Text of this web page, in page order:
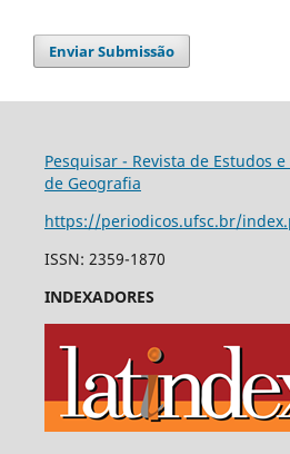
Enviar Submissão
Pesquisar - Revista de Estudos
de Geografia
https://periodicos.ufsc.br/
ISSN: 2359-1870
INDEXADORES